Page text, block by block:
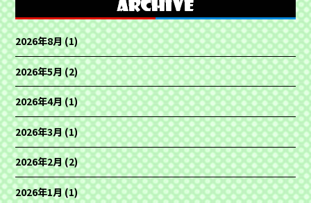
2026年8月(1)
2026年5月(2)
2026年4月(1)
2026年3月(1)
2026年2月(2)
2026年1月(1)